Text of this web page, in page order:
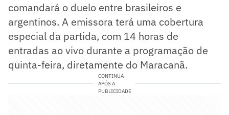
comandará o duelo entre brasileiros e
argentinos. A emissora terá uma cobertura
especial da partida, com 14 horas de
entradas ao vivo durante a programação de
quinta-feira, diretamente do Maracanã.
CONTINUA
APÓS A
PUBLICIDADE